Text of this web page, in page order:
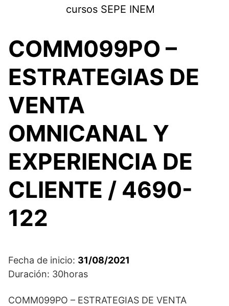
cursos SEPE INEM
COMM099PO –
ESTRATEGIAS DE
VENTA
OMNICANAL Y
EXPERIENCIA DE
CLIENTE / 4690-
122
Fecha de inicio: 31/08/2021
Duración: 30horas
COMM099PO – ESTRATEGIAS DE VENTA